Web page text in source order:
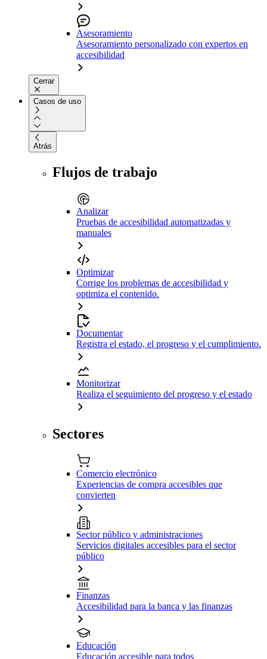
Asesoramiento
Asesoramiento personalizado con expertos en
accesibilidad
Cerrar
Casos de uso
Atrás
Flujos de trabajo
Analizar
Pruebas de accesibilidad automatizadas y
manuales
Optimizar
Corrige los problemas de accesibilidad y
optimiza el contenido.
Documentar
Registra el estado, el progreso y el cumplimiento.
Monitorizar
Realiza el seguimiento del progreso y el estado
Sectores
Comercio electrónico
Experiencias de compra accesibles que
convierten
Sector público y administraciones
Servicios digitales accesibles para el sector
público
Finanzas
Accesibilidad para la banca y las finanzas
Educación
Educación accesible para todos